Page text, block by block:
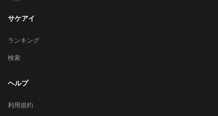
サケアイ
ランキング
検索
ヘルプ
利用規約